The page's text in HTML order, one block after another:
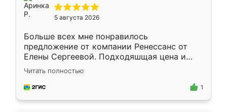
5 августа 2026
Больше всех мне понравилось
предложение от компании Ренессанс от
Елены Сергеевой. Подходяшщая цена и
короткие сроки изготовления. Приехавший
для замера сотрудник Владислав
предложил по моему эскизу самый
Читать полностью
1